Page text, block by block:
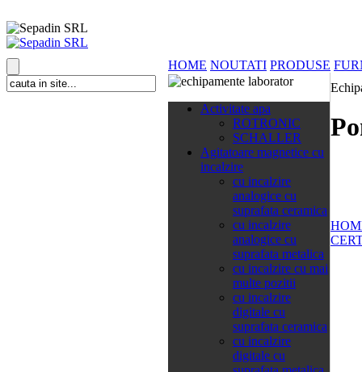
HOME NOUTATI PRODUSE
Activitate apa
ROTRONIC
SCHALLER
Agitatoare magnetice cu
incalzire
cu incalzire
analogice cu
suprafata ceramica
cu incalzire
analogice cu
suprafata metalica
cu incalzire cu mai
multe pozitii
cu incalzire
digitale cu
suprafata ceramica
cu incalzire
digitale cu